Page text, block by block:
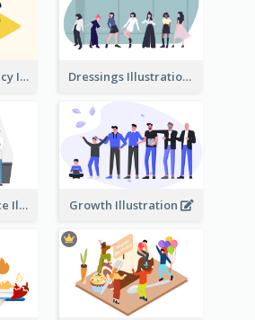
Beauty consultancy Illustration Dressings Illustration
Pet Caring Service Illustration Growth Illustration